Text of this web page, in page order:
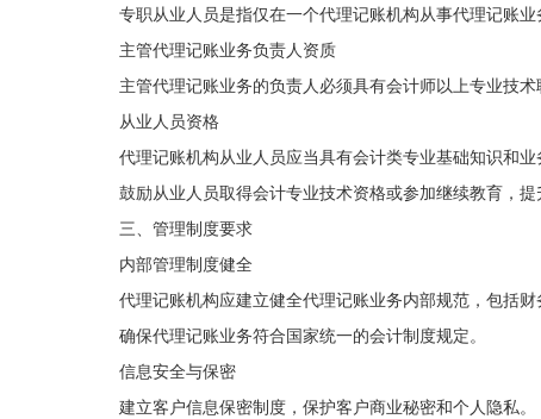
专职从业人员是指仅在一个代理记账机构从事代理记账业
主管代理记账业务负责人资质
主管代理记账业务的负责人必须具有会计师以上专业技
从业人员资格
代理记账机构从业人员应当具有会计类专业基础知识和业
鼓励从业人员取得会计专业技术资格或参加继续教育，提
三、管理制度要求
内部管理制度健全
代理记账机构应建立健全代理记账业务内部规范，包括
确保代理记账业务符合国家统一的会计制度规定。
信息安全与保密
建立客户信息保密制度，保护客户商业秘密和个人隐私。